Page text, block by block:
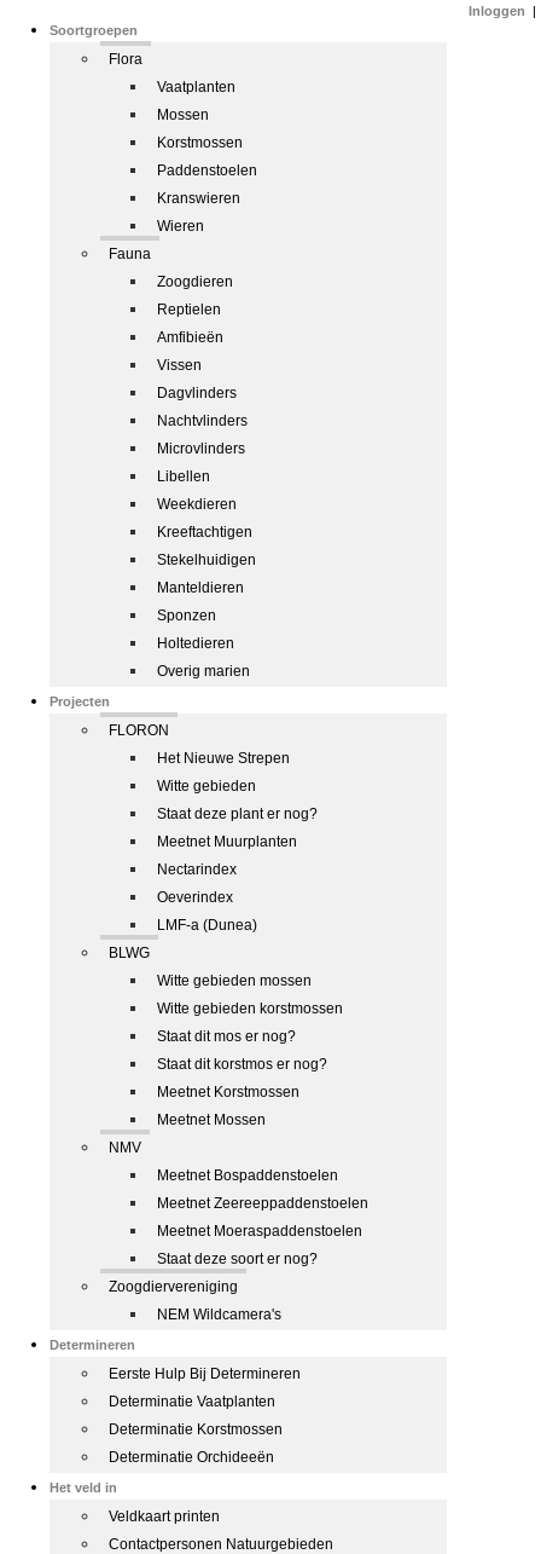
Soortgroepen
Flora
Vaatplanten
Mossen
Korstmossen
Paddenstoelen
Kranswieren
Wieren
Fauna
Zoogdieren
Reptielen
Amfibieën
Vissen
Dagvlinders
Nachtvlinders
Microvlinders
Libellen
Weekdieren
Kreeftachtigen
Stekelhuidigen
Manteldieren
Sponzen
Holtedieren
Overig marien
Projecten
FLORON
Het Nieuwe Strepen
Witte gebieden
Staat deze plant er nog?
Meetnet Muurplanten
Nectarindex
Oeverindex
LMF-a (Dunea)
BLWG
Witte gebieden mossen
Witte gebieden korstmossen
Staat dit mos er nog?
Staat dit korstmos er nog?
Meetnet Korstmossen
Meetnet Mossen
NMV
Meetnet Bospaddenstoelen
Meetnet Zeereeppaddenstoelen
Meetnet Moeraspaddenstoelen
Staat deze soort er nog?
Zoogdiervereniging
NEM Wildcamera's
Determineren
Eerste Hulp Bij Determineren
Determinatie Vaatplanten
Determinatie Korstmossen
Determinatie Orchideeën
Het veld in
Veldkaart printen
Contactpersonen Natuurgebieden
Inloggen |